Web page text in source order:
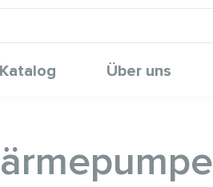
Katalog Über uns